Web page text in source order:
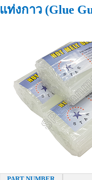
แท่งกาว (Glue